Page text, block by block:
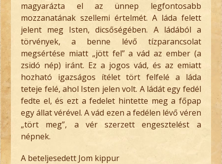
magyarázta el az ünnep legfontosabb
mozzanatának szellemi értelmét. A láda felett
jelent meg Isten, dicsőségében. A ládából a
törvények, a benne lévő tízparancsolat
megsértése miatt „jött fel” a vád az ember (a
zsidó nép) iránt. Ez a jogos vád, és az emiatt
hozható igazságos ítélet tört felfelé a láda
teteje felé, ahol Isten jelen volt. A ládát egy fedél
fedte el, és ezt a fedelet hintette meg a főpap
egy állat vérével. A vád ezen a fedélen lévő véren
„tört meg”, a vér szerzett engesztelést a
népnek.
A beteljesedett Jom kippur